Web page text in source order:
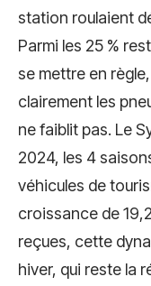
station roulaient
Parmi les 25 %
se mettre en
clairement les
ne faiblit pas. Le
2024, les 4
véhicules de
croissance de
reçues, cette
hiver, qui reste la